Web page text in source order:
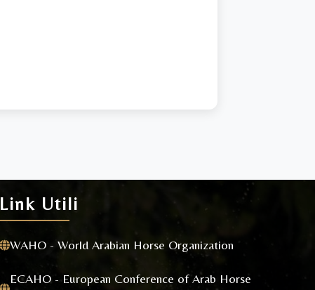
Link Utili
WAHO - World Arabian Horse Organization
ECAHO - European Conference of Arab Horse